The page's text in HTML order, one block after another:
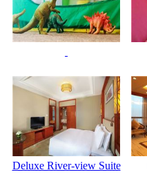
Deluxe River-view Suite